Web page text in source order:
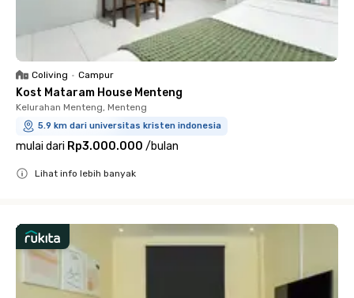
Coliving • Campur
Kost Mataram House Menteng
Kelurahan Menteng, Menteng
5.9 km dari universitas kristen indonesia
mulai dari Rp3.000.000 /bulan
Lihat info lebih banyak